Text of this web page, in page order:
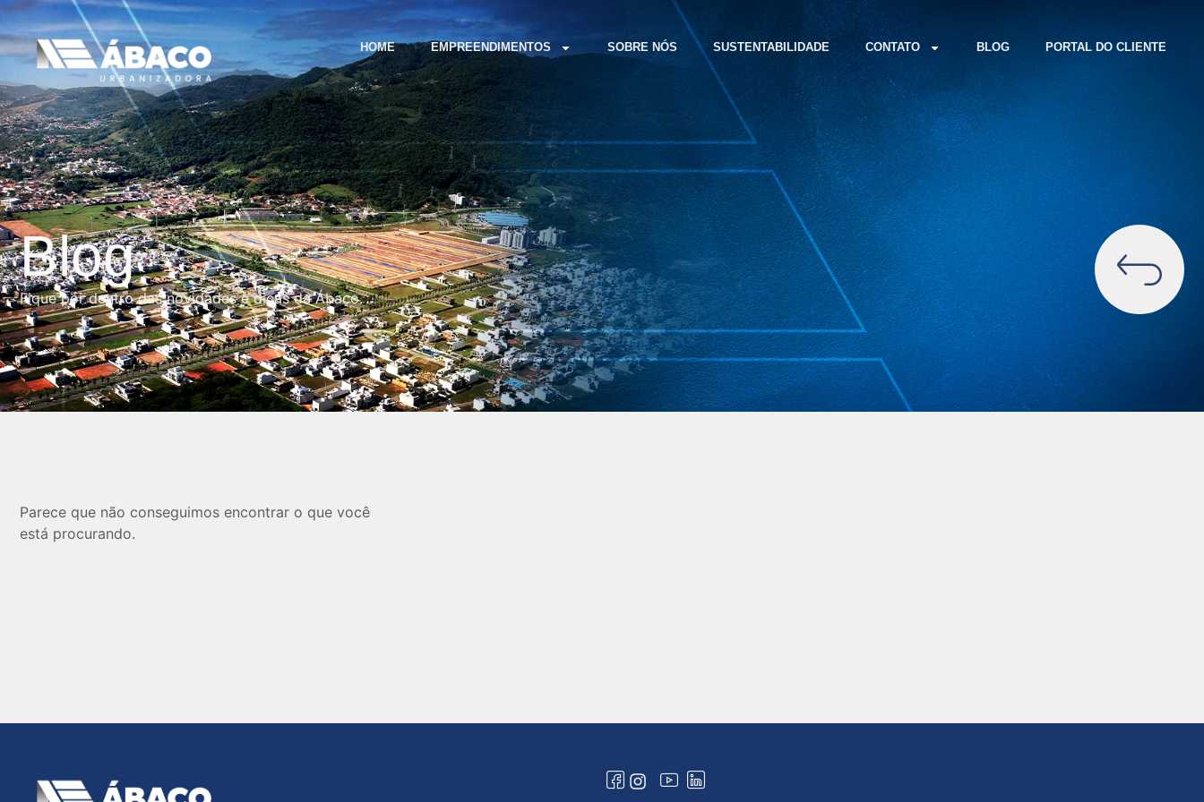
HOME EMPREENDIMENTOS SOBRE NÓS SUSTENTABILIDADE CONTATO BLOG PORTAL DO CLIENTE
Blog
Fique por dentro das novidades e dicas da Ábaco.
Parece que não conseguimos encontrar o que você
está procurando.